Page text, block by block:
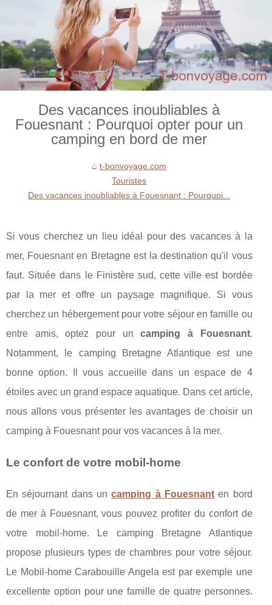
Des vacances inoubliables à
Fouesnant : Pourquoi opter pour un
camping en bord de mer
t-bonvoyage.com
Touristes
Des vacances inoubliables à Fouesnant : Pourquoi...
Si vous cherchez un lieu idéal pour des vacances à la
mer, Fouesnant en Bretagne est la destination qu'il vous
faut. Située dans le Finistère sud, cette ville est bordée
par la mer et offre un paysage magnifique. Si vous
cherchez un hébergement pour votre séjour en famille ou
entre amis, optez pour uncamping à Fouesnant.
Notamment, le camping Bretagne Atlantique est une
bonne option. Il vous accueille dans un espace de 4
étoiles avec un grand espace aquatique. Dans cet article,
nous allons vous présenter les avantages de choisir un
camping à Fouesnant pour vos vacances à la mer.
Le confort de votre mobil-home
En séjournant dans uncamping à Fouesnant en bord
de mer à Fouesnant, vous pouvez profiter du confort de
votre mobil-home. Le camping Bretagne Atlantique
propose plusieurs types de chambres pour votre séjour.
Le Mobil-home Carabouille Angela est par exemple une
excellente option pour une famille de quatre personnes.